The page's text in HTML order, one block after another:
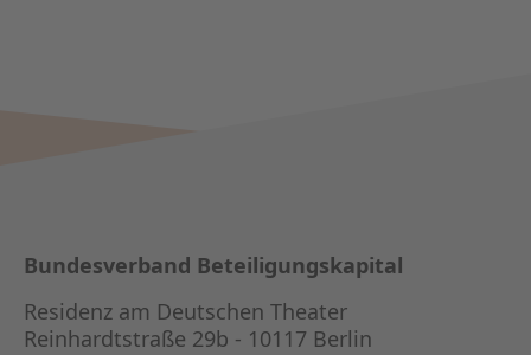
Bundesverband Beteiligungskapital
Residenz am Deutschen Theater
Reinhardtstraße 29b - 10117 Berlin